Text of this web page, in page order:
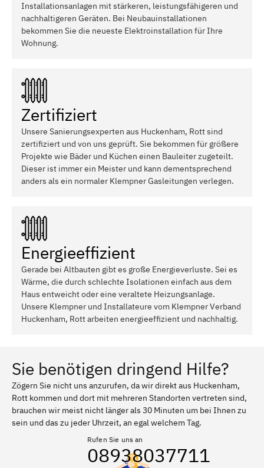
Installationsanlagen mit stärkeren, leistungsfähigeren und
nachhaltigeren Geräten. Bei Neubauinstallationen
bekommen Sie die neueste Elektroinstallation für Ihre
Wohnung.
Zertifiziert
Unsere Sanierungsexperten aus Huckenham, Rott sind
zertifiziert und von uns geprüft. Sie bekommen für größere
Projekte wie Bäder und Küchen einen Bauleiter zugeteilt.
Dieser ist immer ein Meister und kann dementsprechend
anders als ein normaler Klempner Gasleitungen verlegen.
Energieeffizient
Gerade bei Altbauten gibt es große Energieverluste. Sei es
Wärme, die durch schlechte Isolationen einfach aus dem
Haus entweicht oder eine veraltete Heizungsanlage.
Unsere Klempner und Installateure vom Klempner Verband
Huckenham, Rott arbeiten energieeffizient und nachhaltig.
Sie benötigen dringend Hilfe?
Zögern Sie nicht uns anzurufen, da wir direkt aus Huckenham,
Rott kommen und dort mit mehreren Standorten vertreten sind,
brauchen wir meist nicht länger als 30 Minuten um bei Ihnen zu
sein und das zu jeder Uhrzeit, an egal welchem Tag.
Rufen Sie uns an
08938037711